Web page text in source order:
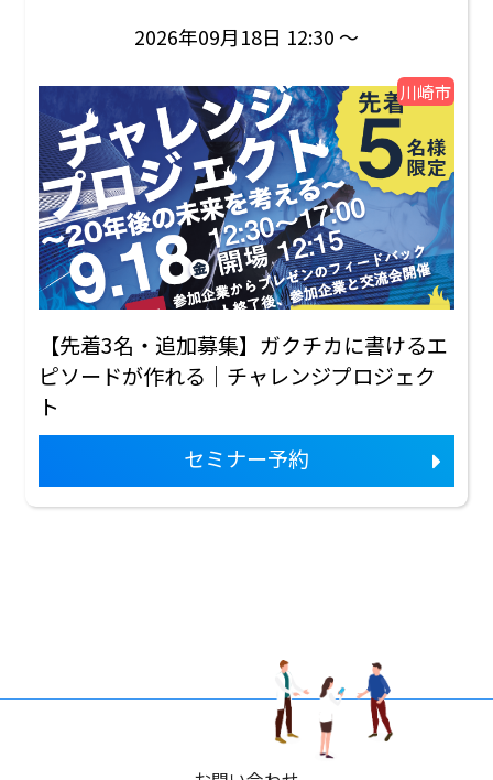
2026年09月18日 12:30 ～
川崎市
【先着3名・追加募集】ガクチカに書けるエ
ピソードが作れる｜チャレンジプロジェク
ト
セミナー予約